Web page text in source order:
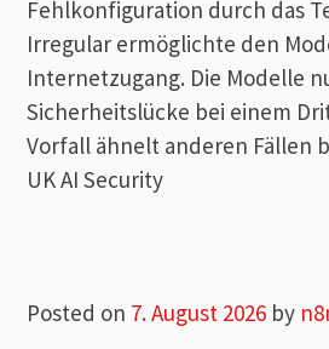
Fehlkonfiguration durch das
Irregular ermöglichte den
Internetzugang. Die Modelle
Sicherheitslücke bei einem
Vorfall ähnelt anderen Fällen
UK AI Security
Posted on 7. August 2026 by